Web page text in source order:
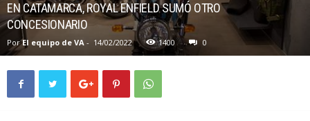
EN CATAMARCA, ROYAL ENFIELD SUMÓ OTRO
CONCESIONARIO
Por El equipo de VA - 14/02/2022 1400 0